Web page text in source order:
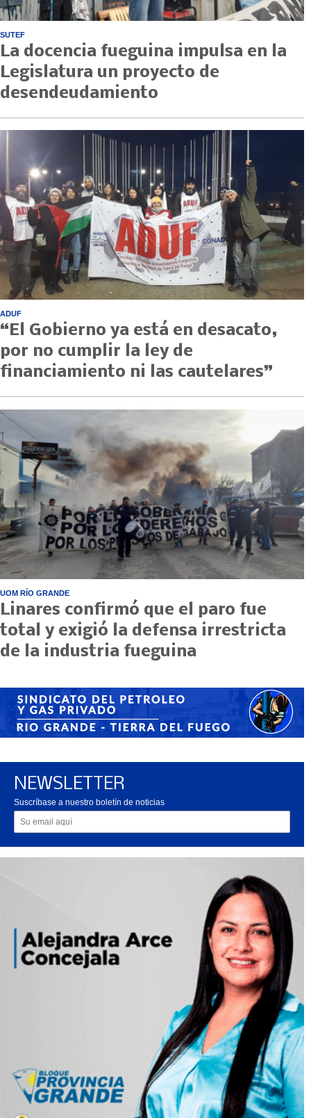
SUTEF
La docencia fueguina impulsa en la
Legislatura un proyecto de
desendeudamiento
ADUF
“El Gobierno ya está en desacato,
por no cumplir la ley de
financiamiento ni las cautelares”
UOM RÍO GRANDE
Linares confirmó que el paro fue
total y exigió la defensa irrestricta
de la industria fueguina
NEWSLETTER
Suscríbase a nuestro boletín de noticias